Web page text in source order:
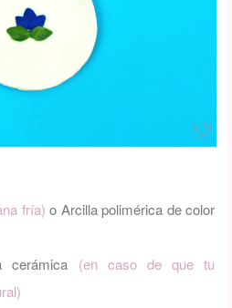
fría) o Arcilla polimérica de color
cerámica (en caso de que tu